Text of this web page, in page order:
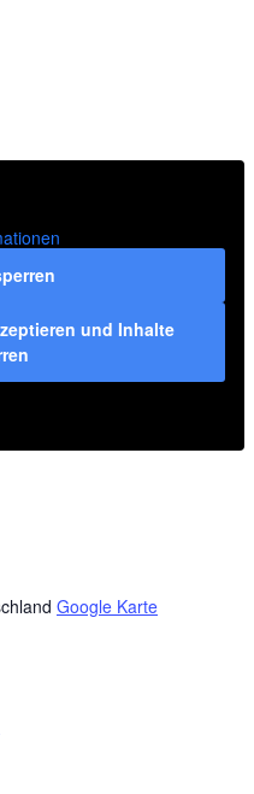
Google Karte
und Inhalte